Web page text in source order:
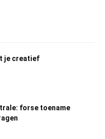
je creatief
forse toename